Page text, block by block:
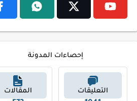
إحصاءات المدونة
التعليقات المقالات